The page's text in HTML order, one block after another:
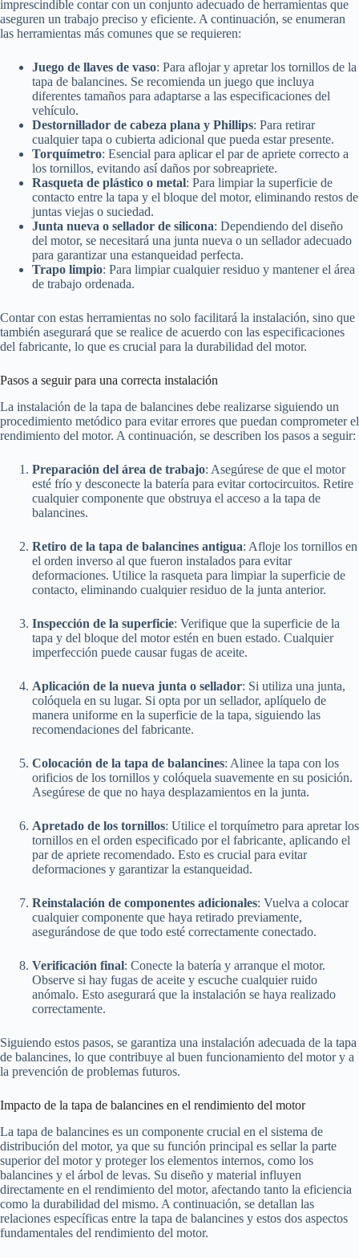
imprescindible contar con un conjunto adecuado de herramientas que
aseguren un trabajo preciso y eficiente. A continuación, se enumeran
las herramientas más comunes que se requieren:
Juego de llaves de vaso: Para aflojar y apretar los tornillos de la
tapa de balancines. Se recomienda un juego que incluya
diferentes tamaños para adaptarse a las especificaciones del
vehículo.
Destornillador de cabeza plana y Phillips: Para retirar
cualquier tapa o cubierta adicional que pueda estar presente.
Torquímetro: Esencial para aplicar el par de apriete correcto a
los tornillos, evitando así daños por sobreapriete.
Rasqueta de plástico o metal: Para limpiar la superficie de
contacto entre la tapa y el bloque del motor, eliminando restos de
juntas viejas o suciedad.
Junta nueva o sellador de silicona: Dependiendo del diseño
del motor, se necesitará una junta nueva o un sellador adecuado
para garantizar una estanqueidad perfecta.
Trapo limpio: Para limpiar cualquier residuo y mantener el área
de trabajo ordenada.
Contar con estas herramientas no solo facilitará la instalación, sino que
también asegurará que se realice de acuerdo con las especificaciones
del fabricante, lo que es crucial para la durabilidad del motor.
Pasos a seguir para una correcta instalación
La instalación de la tapa de balancines debe realizarse siguiendo un
procedimiento metódico para evitar errores que puedan comprometer el
rendimiento del motor. A continuación, se describen los pasos a seguir:
Preparación del área de trabajo: Asegúrese de que el motor
esté frío y desconecte la batería para evitar cortocircuitos. Retire
cualquier componente que obstruya el acceso a la tapa de
balancines.
Retiro de la tapa de balancines antigua: Afloje los tornillos en
el orden inverso al que fueron instalados para evitar
deformaciones. Utilice la rasqueta para limpiar la superficie de
contacto, eliminando cualquier residuo de la junta anterior.
Inspección de la superficie: Verifique que la superficie de la
tapa y del bloque del motor estén en buen estado. Cualquier
imperfección puede causar fugas de aceite.
Aplicación de la nueva junta o sellador: Si utiliza una junta,
colóquela en su lugar. Si opta por un sellador, aplíquelo de
manera uniforme en la superficie de la tapa, siguiendo las
recomendaciones del fabricante.
Colocación de la tapa de balancines: Alinee la tapa con los
orificios de los tornillos y colóquela suavemente en su posición.
Asegúrese de que no haya desplazamientos en la junta.
Apretado de los tornillos: Utilice el torquímetro para apretar los
tornillos en el orden especificado por el fabricante, aplicando el
par de apriete recomendado. Esto es crucial para evitar
deformaciones y garantizar la estanqueidad.
Reinstalación de componentes adicionales: Vuelva a colocar
cualquier componente que haya retirado previamente,
asegurándose de que todo esté correctamente conectado.
Verificación final: Conecte la batería y arranque el motor.
Observe si hay fugas de aceite y escuche cualquier ruido
anómalo. Esto asegurará que la instalación se haya realizado
correctamente.
Siguiendo estos pasos, se garantiza una instalación adecuada de la tapa
de balancines, lo que contribuye al buen funcionamiento del motor y a
la prevención de problemas futuros.
Impacto de la tapa de balancines en el rendimiento del motor
La tapa de balancines es un componente crucial en el sistema de
distribución del motor, ya que su función principal es sellar la parte
superior del motor y proteger los elementos internos, como los
balancines y el árbol de levas. Su diseño y material influyen
directamente en el rendimiento del motor, afectando tanto la eficiencia
como la durabilidad del mismo. A continuación, se detallan las
relaciones específicas entre la tapa de balancines y estos dos aspectos
fundamentales del rendimiento del motor.